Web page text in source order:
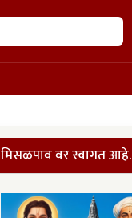
मिसळपाव वर स्वागत आहे.